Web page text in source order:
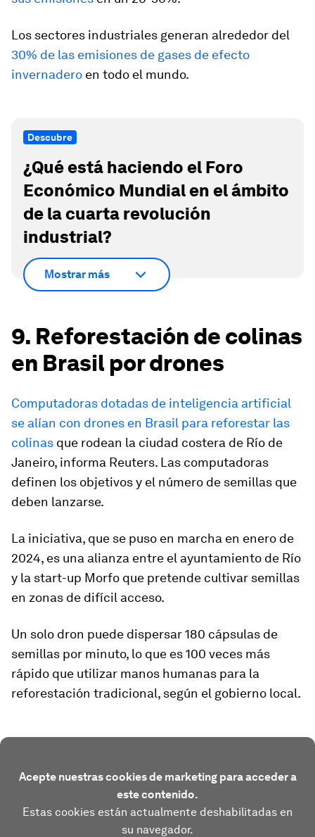
Los sectores industriales generan alrededor del
30% de las emisiones de gases de efecto
invernadero en todo el mundo.
Descubre
¿Qué está haciendo el Foro
Económico Mundial en el ámbito
de la cuarta revolución
industrial?
Mostrar más
9. Reforestación de colinas
en Brasil por drones
Computadoras dotadas de inteligencia artificial
se alían con drones en Brasil para reforestar las
colinas que rodean la ciudad costera de Río de
Janeiro, informa Reuters. Las computadoras
definen los objetivos y el número de semillas que
deben lanzarse.
La iniciativa, que se puso en marcha en enero de
2024, es una alianza entre el ayuntamiento de Río
y la start-up Morfo que pretende cultivar semillas
en zonas de difícil acceso.
Un solo dron puede dispersar 180 cápsulas de
semillas por minuto, lo que es 100 veces más
rápido que utilizar manos humanas para la
reforestación tradicional, según el gobierno local.
Acepte nuestras cookies de marketing para acceder a
este contenido.
Estas cookies están actualmente deshabilitadas en
su navegador.